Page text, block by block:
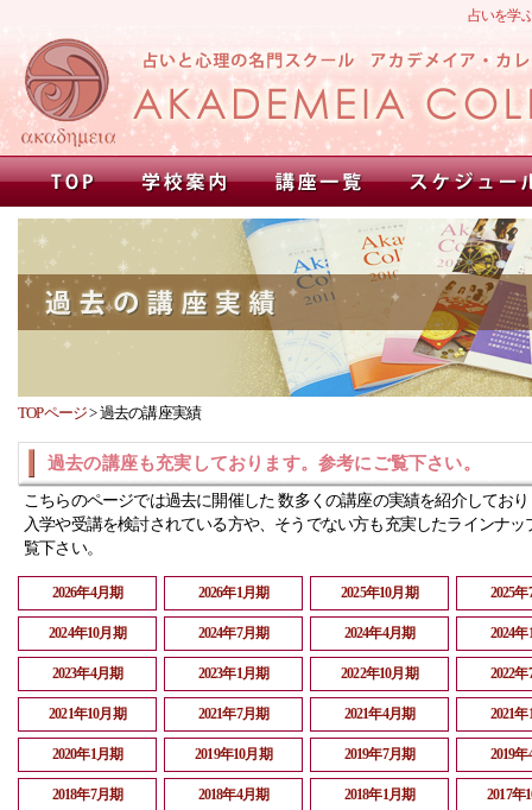
占いを学
TOPページ>過去の講座実績
過去の講座も充実しております。参考にご覧下さい。
こちらのページでは過去に開催した 数多くの講座の実績を紹介してお
入学や受講を検討されている方や、そうでない方も充実したラインナッ
覧下さい。
2026年4月期 2026年1月期 2025年10月期 2025
2024年10月期 2024年7月期 2024年4月期 2024
2023年4月期 2023年1月期 2022年10月期 2022
2021年10月期 2021年7月期 2021年4月期 2021
2020年1月期 2019年10月期 2019年7月期 2019
2018年7月期 2018年4月期 2018年1月期 2017年